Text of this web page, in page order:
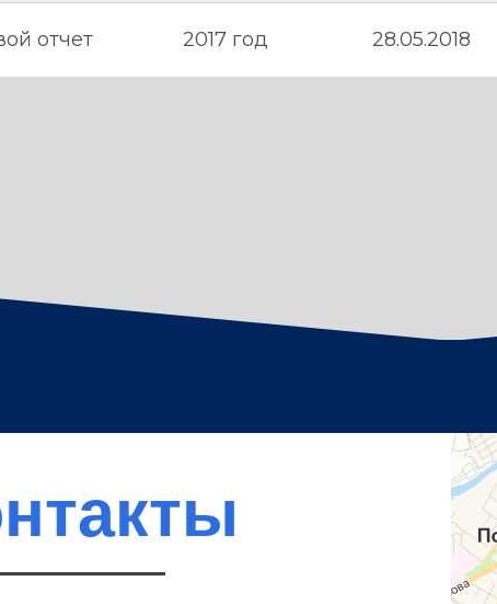
отчет 2017 год 28.05.2018